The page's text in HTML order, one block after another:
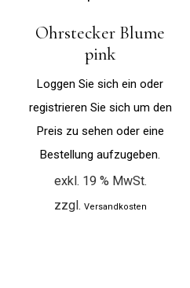
Ohrstecker Blume
pink
Loggen Sie sich ein oder
registrieren Sie sich um den
Preis zu sehen oder eine
Bestellung aufzugeben.
exkl. 19 % MwSt.
zzgl. Versandkosten